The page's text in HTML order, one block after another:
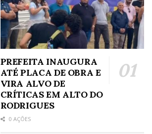
PREFEITA INAUGURA
ATÉ PLACA DE OBRA E
VIRA ALVO DE
CRÍTICAS EM ALTO DO
RODRIGUES
0 AÇÕES